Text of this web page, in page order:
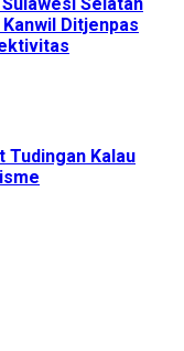
Ditjenpas
Tudingan Kalau